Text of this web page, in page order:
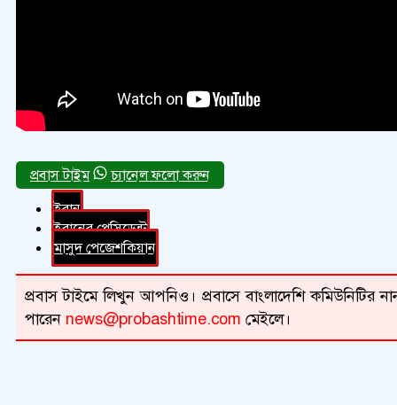
চ্যানেল ফলো করুন
ইরান
ইরানের প্রেসিডেন্ট
মাসুদ পেজেশকিয়ান
প্রবাস টাইমে লিখুন আপনিও। প্রবাসে বাংলাদেশি কমিউনিটির
পারেন news@probashtime.com মেইলে।